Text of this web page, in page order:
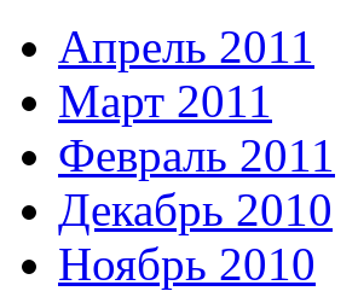
Апрель 2011
Март 2011
Февраль 2011
Декабрь 2010
Ноябрь 2010